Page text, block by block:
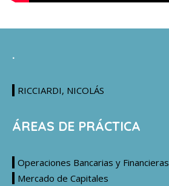
.
RICCIARDI, NICOLÁS
ÁREAS DE PRÁCTICA
Operaciones Bancarias y Financieras
Mercado de Capitales